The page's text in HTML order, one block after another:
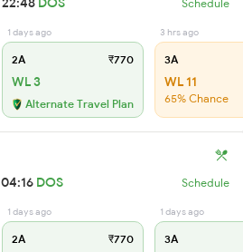
Schedule
1 days ago
2A ₹770
WL 3
Alternate Travel Plan
3 hrs ago
3A
WL 11
65% Chance
04:16 DOS Schedule
1 days ago
2A ₹770
1 days ago
3A